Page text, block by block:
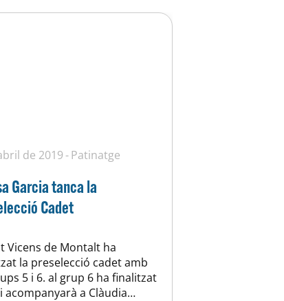
de 2019 Patinatge
Garcia tanca la
Cadet
Vicens de Montalt ha
la preselecció cadet amb
5 i 6. al grup 6 ha finalitzat
acompanyarà a Clàudia